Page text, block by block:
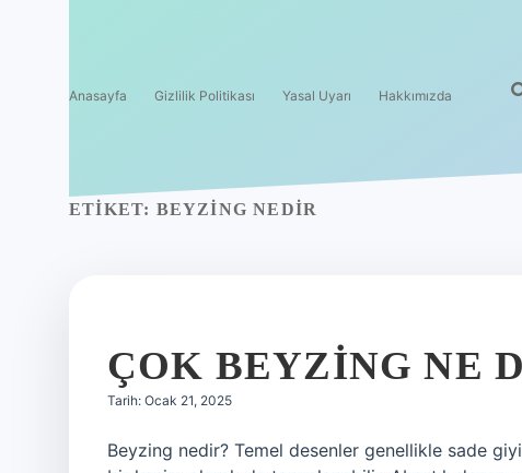
Anasayfa Gizlilik Politikası Yasal Uyarı Hakkımızda
ETIKET: BEYZING NEDIR
ÇOK BEYZING NE
Tarih: Ocak 21, 2025
Beyzing nedir? Temel desenler genellikle sade